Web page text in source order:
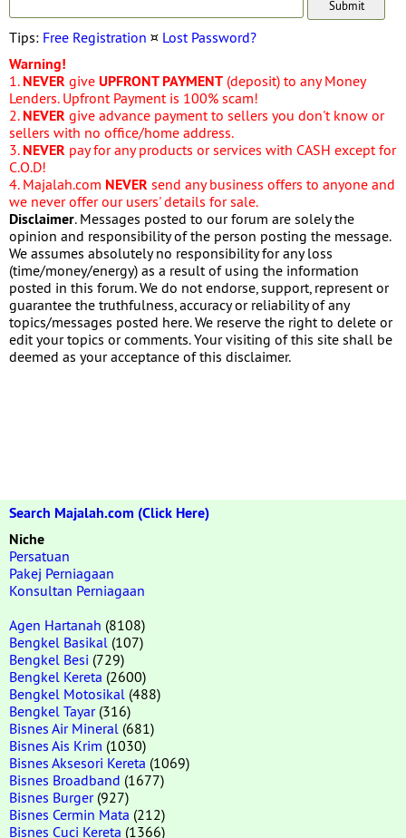
Tips: Free Registration ¤ Lost Password?
Warning!
1. NEVER give UPFRONT PAYMENT (deposit) to any Money
Lenders. Upfront Payment is 100% scam!
2. NEVER give advance payment to sellers you don't know or
sellers with no office/home address.
3. NEVER pay for any products or services with CASH except for
C.O.D!
4. Majalah.com NEVER send any business offers to anyone and
we never offer our users' details for sale.
Disclaimer. Messages posted to our forum are solely the
opinion and responsibility of the person posting the message.
We assumes absolutely no responsibility for any loss
(time/money/energy) as a result of using the information
posted in this forum. We do not endorse, support, represent or
guarantee the truthfulness, accuracy or reliability of any
topics/messages posted here. We reserve the right to delete or
edit your topics or comments. Your visiting of this site shall be
deemed as your acceptance of this disclaimer.
Search Majalah.com (Click Here)
Niche
Persatuan
Pakej Perniagaan
Konsultan Perniagaan
Agen Hartanah (8108)
Bengkel Basikal (107)
Bengkel Besi (729)
Bengkel Kereta (2600)
Bengkel Motosikal (488)
Bengkel Tayar(316)
Bisnes Air Mineral (681)
Bisnes Ais Krim (1030)
Bisnes Aksesori Kereta (1069)
Bisnes Broadband (1677)
Bisnes Burger(927)
Bisnes Cermin Mata (212)
Bisnes Cuci Kereta (1366)